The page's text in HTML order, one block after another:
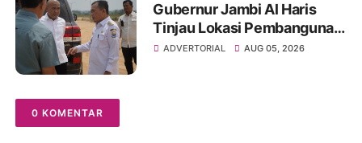
Gubernur Jambi Al Haris
Tinjau Lokasi Pembangunan
Sekolah Rakyat dan Lokasi
ADVERTORIAL AUG 05, 2026
0 KOMENTAR